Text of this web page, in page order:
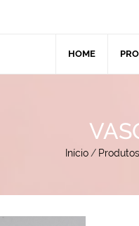
HOME
Início / Produtos